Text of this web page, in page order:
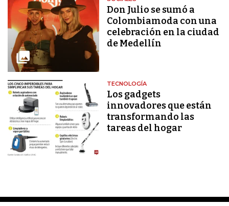
Don Julio se sumó a
Colombiamoda con una
celebración en la ciudad
de Medellín
TECNOLOGÍA
Los gadgets
innovadores que están
transformando las
tareas del hogar